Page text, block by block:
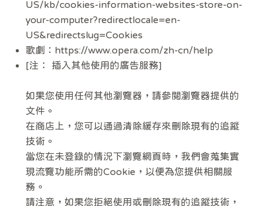
US/kb/cookies-information-websites-store-on-
your-computer?redirectlocale=en-
US&redirectslug=Cookies
歌劇： https://www.opera.com/zh-cn/help
[注： 插入其他使用的廣告服務]
如果您使用任何其他瀏覽器，請參閱瀏覽器提供的
文件。
在商店上，您可以通過清除緩存來刪除現有的追蹤
技術。
當您在未登錄的情況下瀏覽網頁時，我們會蒐集實
現流覽功能所需的Cookie，以便為您提供相關服
務。
請注意，如果您拒絕使用或刪除現有的追蹤技術，